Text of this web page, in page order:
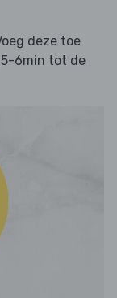
deze toe
5-6min tot de